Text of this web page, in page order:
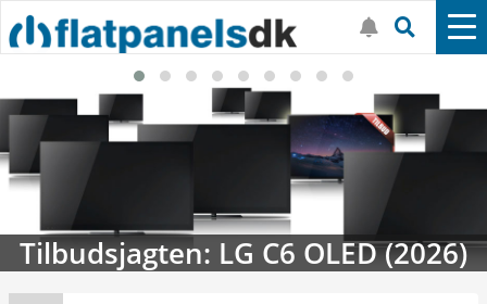
Tilbudsjagten: LG C6 OLED (2026)